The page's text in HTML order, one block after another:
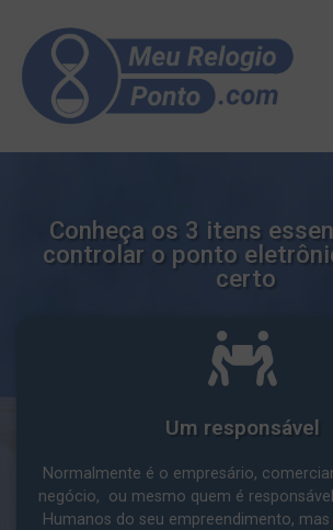
Conheça os 3 itens
controlar o ponto
certo
Um responsável
Normalmente é o empresário,
negócio, ou mesmo quem é
Humanos do seu empreendimento, mas